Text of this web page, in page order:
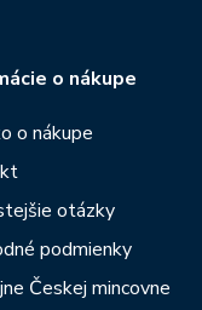
o nákupe
o nákupe
otázky
podmienky
Českej mincovne